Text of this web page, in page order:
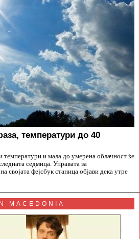
температури до 40
и мала до умерена облачност ќе
седмица. Управата за
својата фејсбук станица објави дека утре
MACEDONIA